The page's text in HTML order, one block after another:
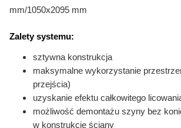
mm/1050x2095 mm
Zalety systemu:
sztywna konstrukcja
maksymalne wykorzystanie
przejścia)
uzyskanie efektu całkowitego
możliwość demontażu szyny bez
w konstrukcję ściany